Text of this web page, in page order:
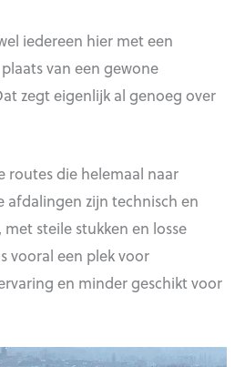
iedereen hier met een
van een gewone
zegt eigenlijk al genoeg over
routes die helemaal naar
afdalingen zijn technisch en
steile stukken en losse
vooral een plek voor
en minder geschikt voor